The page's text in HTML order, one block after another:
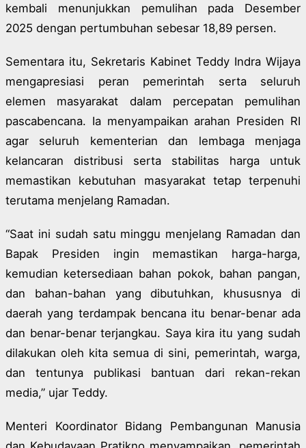
kembali menunjukkan pemulihan pada Desember
2025 dengan pertumbuhan sebesar 18,89 persen.
Sementara itu, Sekretaris Kabinet Teddy Indra Wijaya
mengapresiasi peran pemerintah serta seluruh
elemen masyarakat dalam percepatan pemulihan
pascabencana. Ia menyampaikan arahan Presiden RI
agar seluruh kementerian dan lembaga menjaga
kelancaran distribusi serta stabilitas harga untuk
memastikan kebutuhan masyarakat tetap terpenuhi
terutama menjelang Ramadan.
“Saat ini sudah satu minggu menjelang Ramadan dan
Bapak Presiden ingin memastikan harga-harga,
kemudian ketersediaan bahan pokok, bahan pangan,
dan bahan-bahan yang dibutuhkan, khususnya di
daerah yang terdampak bencana itu benar-benar ada
dan benar-benar terjangkau. Saya kira itu yang sudah
dilakukan oleh kita semua di sini, pemerintah, warga,
dan tentunya publikasi bantuan dari rekan-rekan
media,” ujar Teddy.
Menteri Koordinator Bidang Pembangunan Manusia